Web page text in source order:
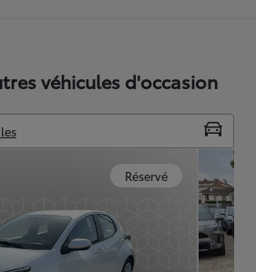
véhicules d'occasion
Réservé